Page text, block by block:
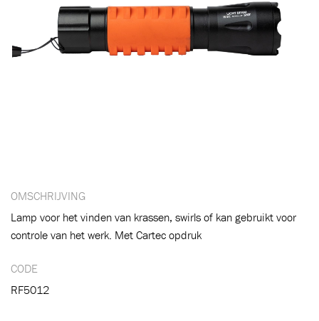
OMSCHRIJVING
Lamp voor het vinden van krassen, swirls of kan gebruikt voor
controle van het werk. Met Cartec opdruk
CODE
RF5012
VERDER WINKELEN Ga naar winkelwagen